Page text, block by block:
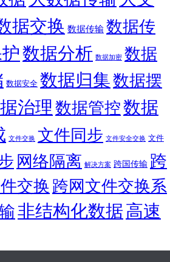
据交换 数据传输数据传
数据分析 数据加密 数据
数据安全 数据归集数据摆
治理数据管控数据
文件交换 文件同步 文件安全交换 文件
网络隔离 解决方案 跨国传输 跨
交换跨网文件交换系
非结构化数据高速